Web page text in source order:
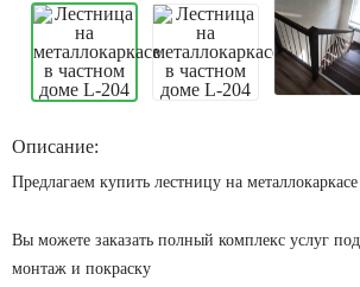
Описание:
Предлагаем купить лестницу на
Вы можете заказать полный комплекс услуг
монтаж и покраску